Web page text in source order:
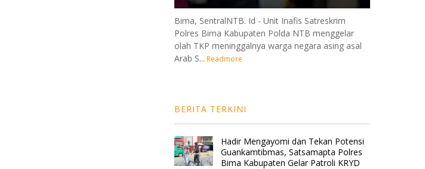
Bima, SentralNTB. Id - Unit Inafis Satreskrim
Polres Bima Kabupaten Polda NTB menggelar
olah TKP meninggalnya warga negara asing asal
Arab S... Readmore
BERITA TERKINI
Hadir Mengayomi dan Tekan Potensi
Guankamtibmas, Satsamapta Polres
Bima Kabupaten Gelar Patroli KRYD